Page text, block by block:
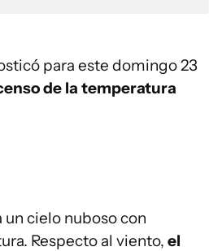
para este domingo 23
de la temperatura
cielo nuboso con
Respecto al viento, el